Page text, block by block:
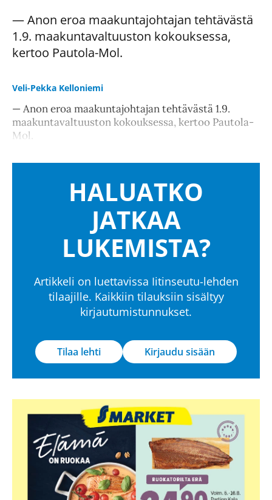
— Anon eroa maakuntajohtajan tehtävästä
1.9. maakuntavaltuuston kokouksessa,
kertoo Pautola-Mol.
Veli-Pekka Kelloniemi
— Anon eroa maakuntajohtajan tehtävästä 1.9.
maakuntavaltuuston kokouksessa, kertoo Pautola-
Mol.
HALUATKO
JATKAA
LUKEMISTA?
Artikkeli on luettavissa Iitinseutu-lehden
tilaajille. Kaikkiin tilauksiin sisältyy
kirjautumistunnukset.
Tilaa lehti Kirjaudu sisään